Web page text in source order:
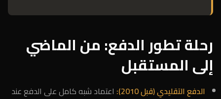
رحلة تطور الدفع: من الماضي
إلى المستقبل
الدفع التقليدي (قبل 2010):
اعتماد شبه كامل على الدفع عند